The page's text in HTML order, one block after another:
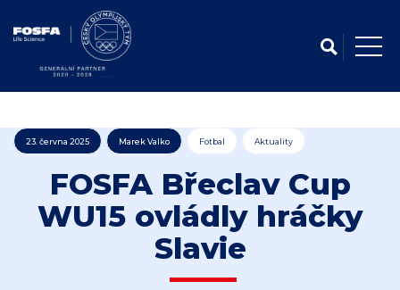
23. června 2025 Marek Valko Fotbal Aktuality
FOSFA Břeclav Cup
WU15 ovládly hráčky
Slavie